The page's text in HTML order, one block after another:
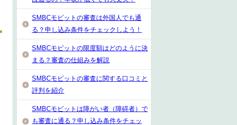
SMBCモビットの審査は外国人でも通
る？申し込み条件をチェックしよう！
SMBCモビットの限度額はどのように決
まる？審査の仕組みを解説
SMBCモビットの審査に関する口コミと
評判を紹介
SMBCモビットは障がい者（障碍者）で
も審査に通る？申し込み条件をチェッ